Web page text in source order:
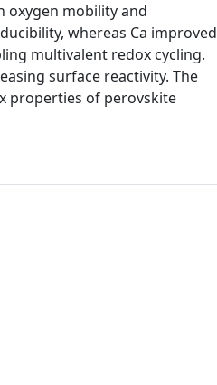
oxygen mobility and
whereas Ca improved
multivalent redox cycling.
surface reactivity. The
properties of perovskite